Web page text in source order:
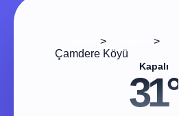
> >
Çamdere Köyü
Kapalı
31°